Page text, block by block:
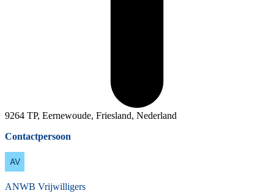
9264 TP, Eernewoude, Friesland, Nederland
Contactpersoon
ANWB Vrijwilligers